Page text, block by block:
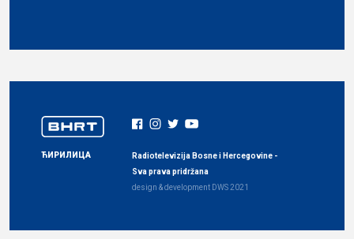
ЋИРИЛИЦА
Radiotelevizija Bosne i Hercegovine -
Sva prava pridržana
design & development DWS2021